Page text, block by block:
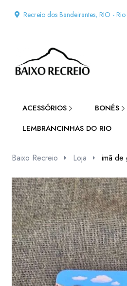
Recreio dos Bandeirantes, RIO -
ACESSÓRIOS BONÉS
LEMBRANCINHAS DO RIO
Baixo Recreio Loja imã de